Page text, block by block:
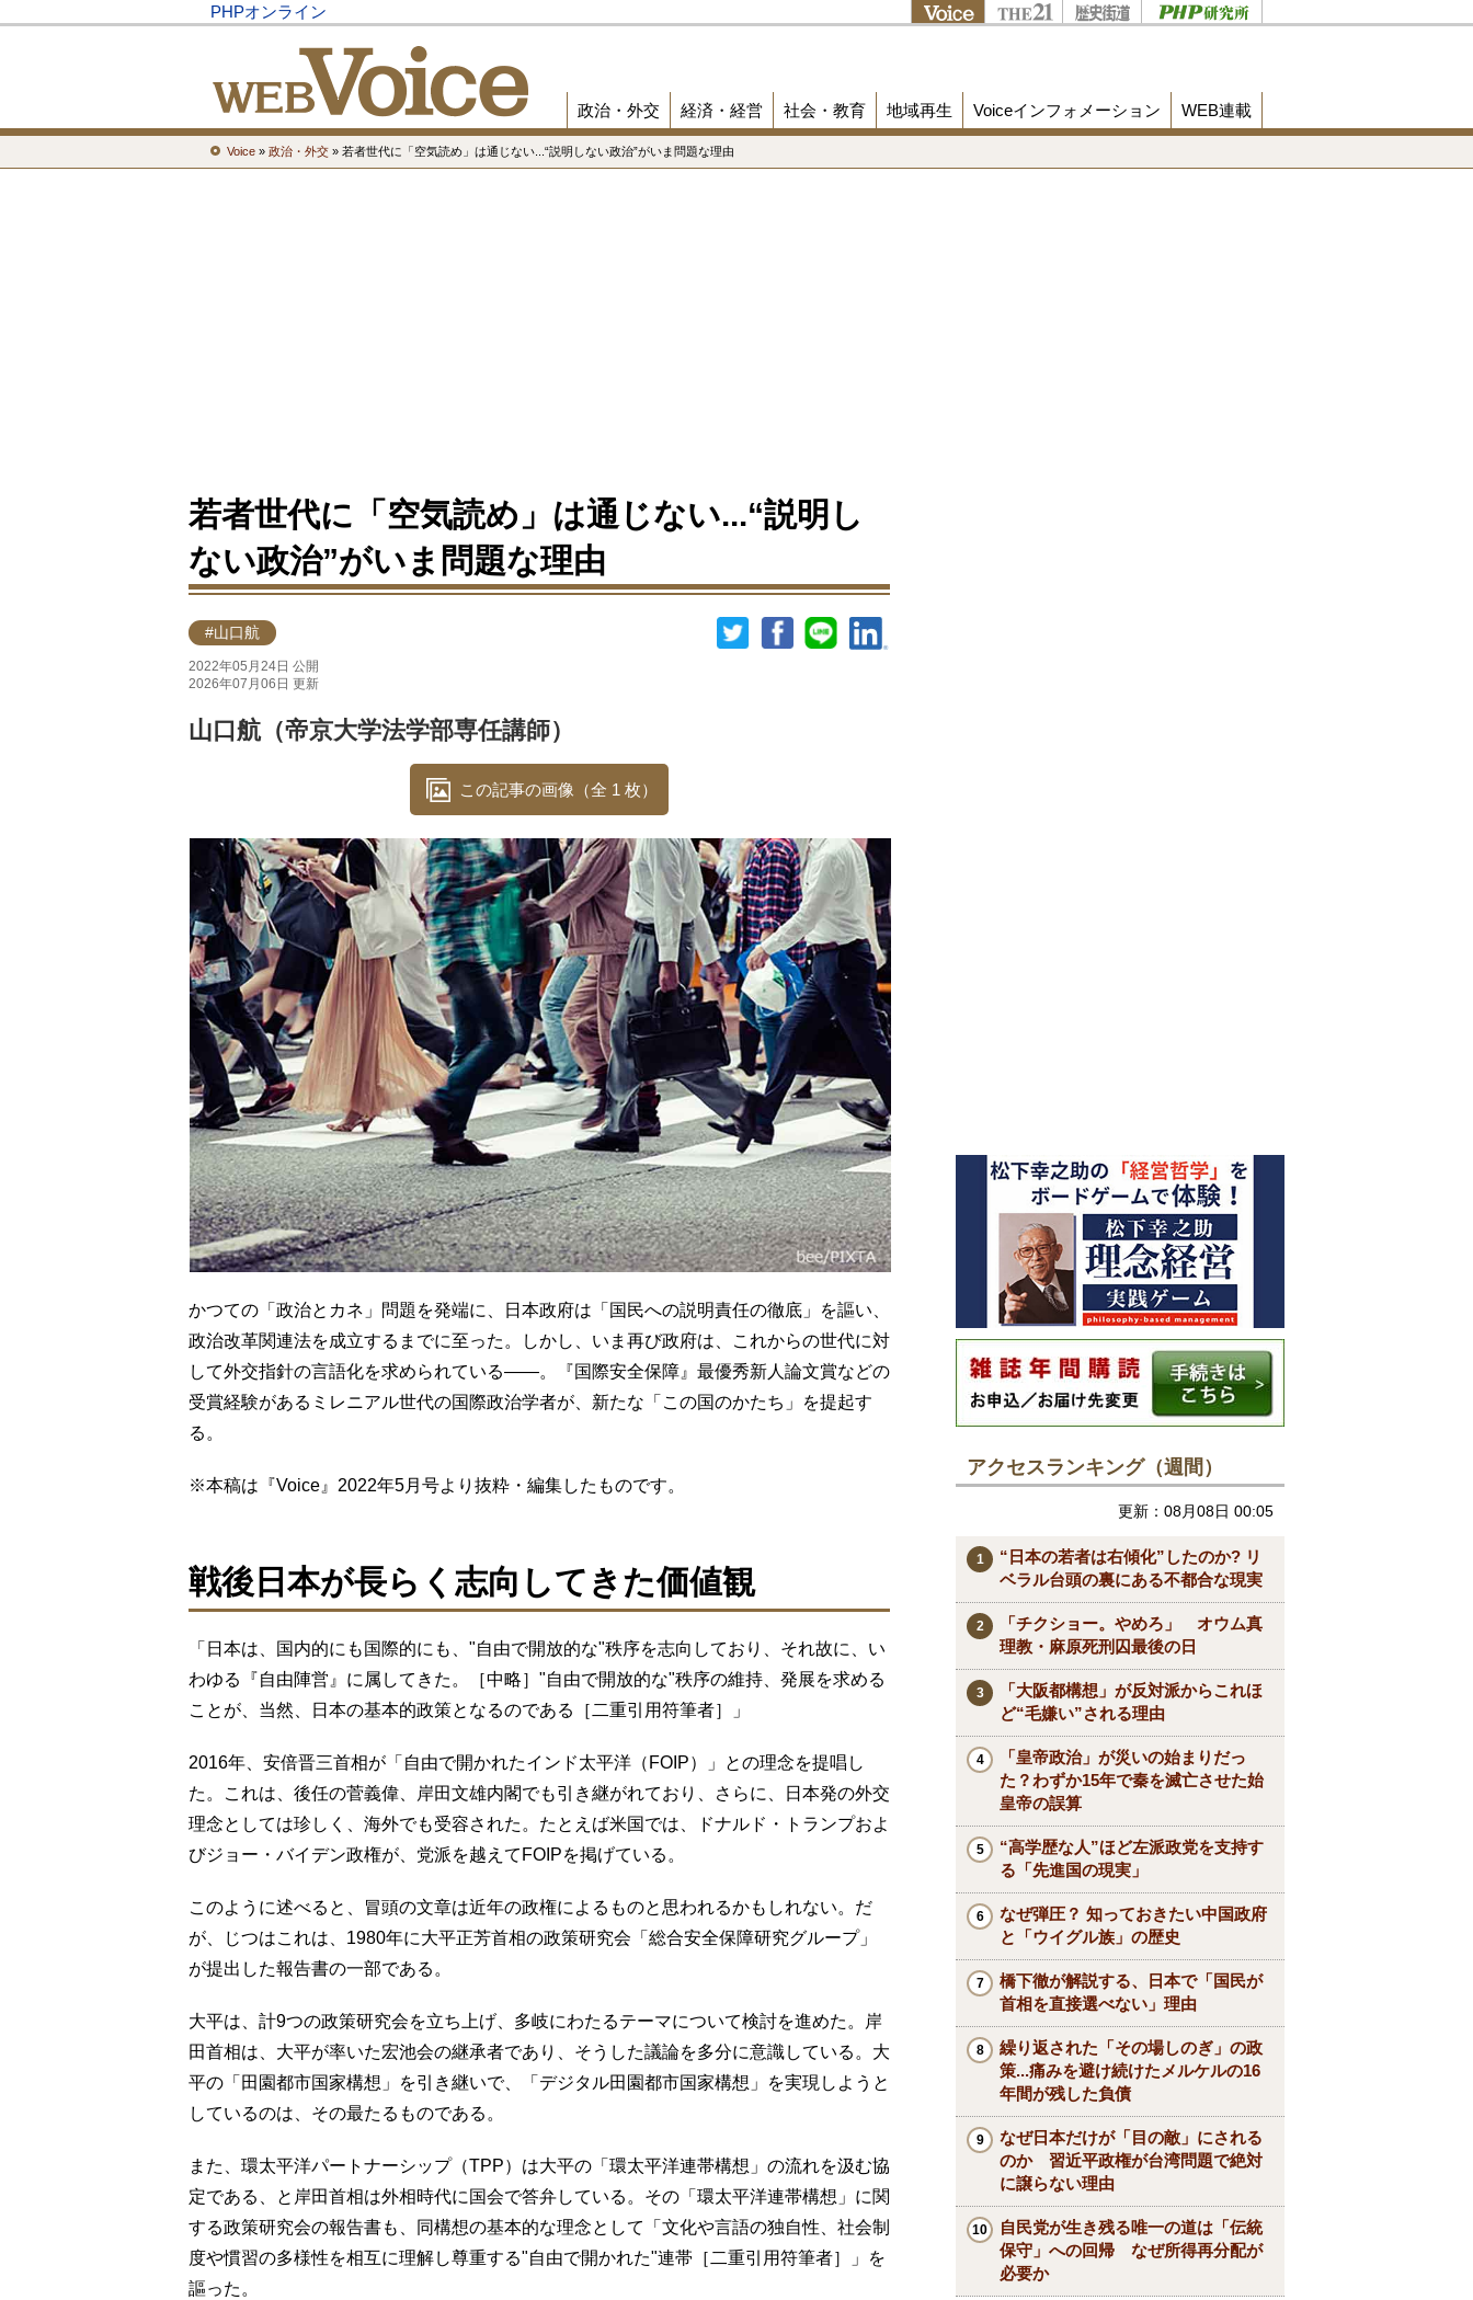
PHPオンライン
政治・外交 経済・経営 社会・教育 地域再生 Voiceインフォメーション WEB連載
Voice » 政治・外交 » 若者世代に「空気読め」は通じない...“説明しない政治”がいま問題な理由
若者世代に「空気読め」は通じない...“説明し
ない政治”がいま問題な理由
#山口航
2022年05月24日 公開
2026年07月06日 更新
山口航（帝京大学法学部専任講師）
この記事の画像（全 1 枚）
かつての「政治とカネ」問題を発端に、日本政府は「国民への説明責任の徹底」を謳い、
政治改革関連法を成立するまでに至った。しかし、いま再び政府は、これからの世代に対
して外交指針の言語化を求められている――。『国際安全保障』最優秀新人論文賞などの
受賞経験があるミレニアル世代の国際政治学者が、新たな「この国のかたち」を提起す
る。
※本稿は『Voice』2022年5⽉号より抜粋・編集したものです。
戦後日本が長らく志向してきた価値観
「日本は、国内的にも国際的にも、"自由で開放的な"秩序を志向しており、それ故に、い
わゆる『自由陣営』に属してきた。［中略］"自由で開放的な"秩序の維持、発展を求める
ことが、当然、日本の基本的政策となるのである［二重引用符筆者］」
2016年、安倍晋三首相が「自由で開かれたインド太平洋（FOIP）」との理念を提唱し
た。これは、後任の菅義偉、岸田文雄内閣でも引き継がれており、さらに、日本発の外交
理念としては珍しく、海外でも受容された。たとえば米国では、ドナルド・トランプおよ
びジョー・バイデン政権が、党派を越えてFOIPを掲げている。
このように述べると、冒頭の文章は近年の政権によるものと思われるかもしれない。だ
が、じつはこれは、1980年に大平正芳首相の政策研究会「総合安全保障研究グループ」
が提出した報告書の一部である。
大平は、計9つの政策研究会を立ち上げ、多岐にわたるテーマについて検討を進めた。岸
田首相は、大平が率いた宏池会の継承者であり、そうした議論を多分に意識している。大
平の「田園都市国家構想」を引き継いで、「デジタル田園都市国家構想」を実現しようと
しているのは、その最たるものである。
また、環太平洋パートナーシップ（TPP）は大平の「環太平洋連帯構想」の流れを汲む協
定である、と岸田首相は外相時代に国会で答弁している。その「環太平洋連帯構想」に関
する政策研究会の報告書も、同構想の基本的な理念として「文化や言語の独自性、社会制
度や慣習の多様性を相互に理解し尊重する"自由で開かれた"連帯［二重引用符筆者］」を
謳った。
アクセスランキング（週間）
更新：08月08日 00:05
“日本の若者は右傾化”したのか? リ
ベラル台頭の裏にある不都合な現実
「チクショー。やめろ」 オウム真
理教・麻原死刑囚最後の日
「大阪都構想」が反対派からこれほ
ど“毛嫌い”される理由
「皇帝政治」が災いの始まりだっ
た？わずか15年で秦を滅亡させた始
皇帝の誤算
“高学歴な人”ほど左派政党を支持す
る「先進国の現実」
なぜ弾圧？ 知っておきたい中国政府
と「ウイグル族」の歴史
橋下徹が解説する、日本で「国民が
首相を直接選べない」理由
繰り返された「その場しのぎ」の政
策...痛みを避け続けたメルケルの16
年間が残した負債
なぜ日本だけが「目の敵」にされる
のか 習近平政権が台湾問題で絶対
に譲らない理由
自民党が生き残る唯一の道は「伝統
保守」への回帰 なぜ所得再分配が
必要か